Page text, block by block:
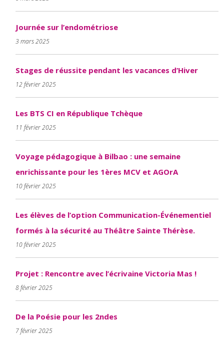
Journée sur l’endométriose
3 mars 2025
Stages de réussite pendant les vacances d’Hiver
12 février 2025
Les BTS CI en République Tchèque
11 février 2025
Voyage pédagogique à Bilbao : une semaine
enrichissante pour les 1ères MCV et AGOrA
10 février 2025
Les élèves de l’option Communication-Événementiel
formés à la sécurité au Théâtre Sainte Thérèse.
10 février 2025
Projet : Rencontre avec l’écrivaine Victoria Mas !
8 février 2025
De la Poésie pour les 2ndes
7 février 2025